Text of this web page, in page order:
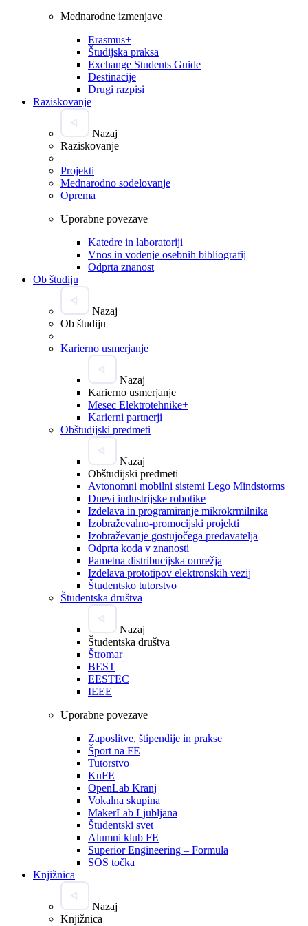
Mednarodne izmenjave
Erasmus+
Študijska praksa
Exchange Students Guide
Destinacije
Drugi razpisi
Raziskovanje
Nazaj
Raziskovanje
Projekti
Mednarodno sodelovanje
Oprema
Uporabne povezave
Katedre in laboratoriji
Vnos in vodenje osebnih bibliografij
Odprta znanost
Ob študiju
Nazaj
Ob študiju
Karierno usmerjanje
Nazaj
Karierno usmerjanje
Mesec Elektrotehnike+
Karierni partnerji
Obštudijski predmeti
Nazaj
Obštudijski predmeti
Avtonomni mobilni sistemi Lego Mindstorms
Dnevi industrijske robotike
Izdelava in programiranje mikrokrmilnika
Izobraževalno-promocijski projekti
Izobraževanje gostujočega predavatelja
Odprta koda v znanosti
Pametna distribucijska omrežja
Izdelava prototipov elektronskih vezij
Študentsko tutorstvo
Študentska društva
Nazaj
Študentska društva
Štromar
BEST
EESTEC
IEEE
Uporabne povezave
Zaposlitve, štipendije in prakse
Šport na FE
Tutorstvo
KuFE
OpenLab Kranj
Vokalna skupina
MakerLab Ljubljana
Študentski svet
Alumni klub FE
Superior Engineering – Formula
SOS točka
Knjižnica
Nazaj
Knjižnica